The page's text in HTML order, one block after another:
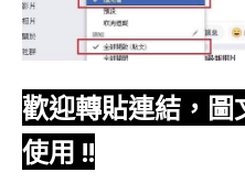
歡迎轉貼連結，
使用 !!